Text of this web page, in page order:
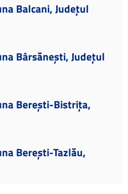
Balcani, Județul
Bârsănești, Județul
Berești-Bistrița,
Berești-Tazlău,